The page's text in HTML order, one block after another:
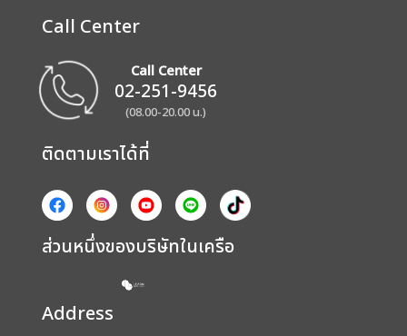
Call Center
Call Center
02-251-9456
(08.00-20.00 น.)
ติดตามเราได้ที่
ส่วนหนึ่งของบริษัทในเครือ
Address